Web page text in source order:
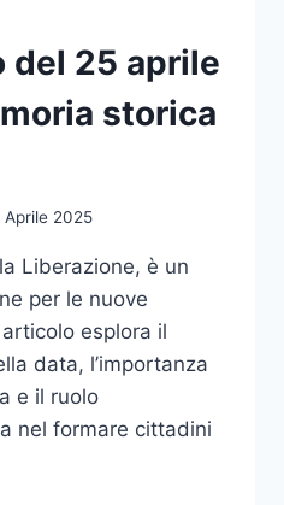
del 25 aprile
storica
Aprile 2025
Liberazione, è un
per le nuove
esplora il
data, l’importanza
e il ruolo
nel formare cittadini